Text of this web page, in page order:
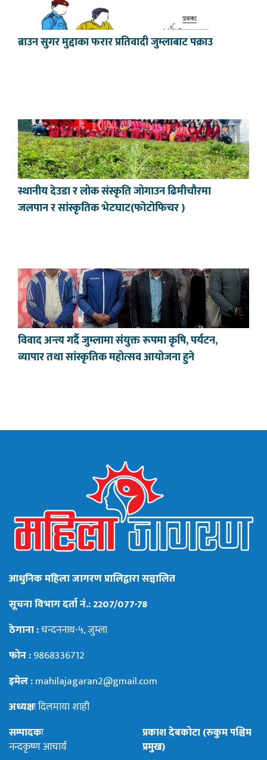
ब्राउन सुगर मुद्दाका फरार प्रतिवादी जुम्लाबाट पक्राउ
स्थानीय देउडा र लोक संस्कृति जोगाउन ढिमीचौरमा
जलपान र सांस्कृतिक भेटघाट(फोटोफिचर )
विवाद अन्त्य गर्दै जुम्लामा संयुक्त रूपमा कृषि, पर्यटन,
व्यापार तथा सांस्कृतिक महोत्सव आयोजना हुने
आधुनिक महिला जागरण प्रालिद्वारा सञ्चालित
सूचना विभाग दर्ता नं.: 2207/077-78
ठेगाना :चन्दननाथ-५, जुम्ला
फोन :9868336712
इमेल :mahilajagaran2@gmail.com
अध्यक्षःदिलमाया शाही
सम्पादकः
नन्दकृष्ण आचार्य
प्रकाश देबकोटा (रुकुम पश्चिम
प्रमुख)